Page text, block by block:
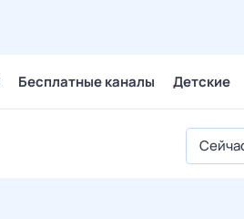
Бесплатные каналы Детские